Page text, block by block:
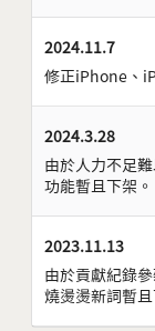
2024.11.7
修正iPhone、
2024.3.28
由於人力不足
功能暫且下架。
2023.11.13
由於貢獻紀錄
燒燙燙新詞暫且